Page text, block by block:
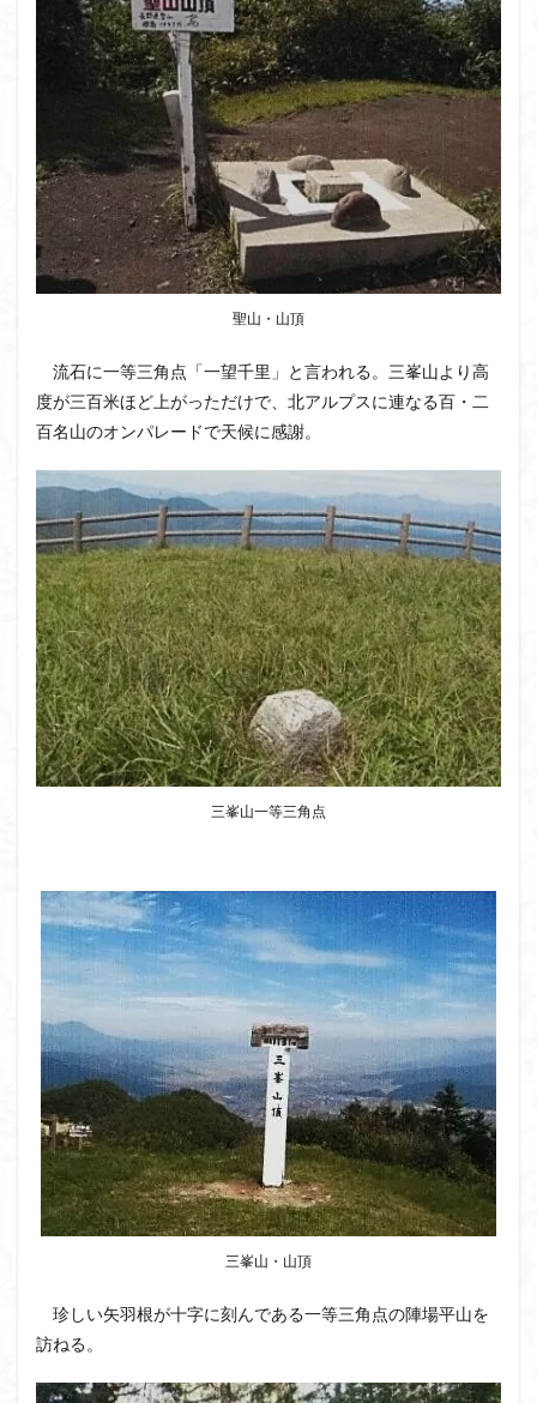
聖山・山頂
流石に一等三角点「一望千里」と言われる。三峯山より高
度が三百米ほど上がっただけで、北アルプスに連なる百・二
百名山のオンパレードで天候に感謝。
三峯山一等三角点
三峯山・山頂
珍しい矢羽根が十字に刻んである一等三角点の陣場平山を
訪ねる。
ホタルブクロ
ブナ林 ブナ
ヒンドゥーの祠
ヒロハコンロウソウ
ヒマラヤ杉
ヒマラヤ
ヒトリシズカ
ヒケゲツツジ
パワースポット
ハルユキノシタ
パノラマ
ハヌマンラングール
ハクサンフクロ
ホテイラン
ハクサンチドリ
ハクサンイチゲ
ハカランダ
ハイグレード
ハイキングコース
ネジバナ
ニッコウキスゲ
なまこ壁
トウゴクミツバツツジ
デリー
ツツジ ツクモグサ
ヤマエンゴサク
一等三角点
ロッジ山旅企画
ロッジ山旅
ロウバイ
ロープウェイ
ラベンダー畑
ラショウモンカズラ
ヨシバシオガマ
ユキノシタ
ユカデ
ヤマイワカガミ
ポンポン山
ヤシオツツジ
モルゲンロート
ムラサキヤシオ
ムラサキケマン
ムツおばあさん
ミヤマキンバイ
ミヤマカタバミ
ミネザクラ
みなかみ町
みどり池 ミツマタ
ミツバツツジ
マユミ
マッターホルン チャニー
たばこ神社
三国山脈
ウダイカンバの大木
カレンフェルト
カツラの巨木
カッコウソウ カタクリ
カール
オノエラン
ウスユキソウ
キギノ沢 ウサギギク
インド
イワツメクサ
イワカガミ
イチゲの群衆
イタヤカエデ
イカリソウ
アズマシャクナゲ
アズマイチゲ
アジサイ
アケボノスミレ
アキチョウジ
アカヤシオ
アウリ高原
カワヅザクラ
キタミソウ
タツミソウ
ジジ岩・ババ岩
タチツボスミレ
タケノコ
ダケガンバの倒木
タカネシオガマ
ダイヤモンド富士
ダイコンソウ
そば福
シロヤシオ
シロバナイワカガミ
シラネアオイ
サンカヨウ
ザゼンソウ
コンロンソウ
コマクサ
ゲンコツ山
ぐんま百名山 クルマユリ